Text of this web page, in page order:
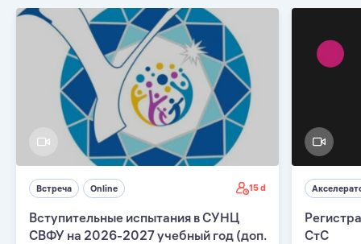
Встреча Online 15 d
Вступительные испытания в СУНЦ
СВФУ на 2026-2027 учебный год (доп.
СтС